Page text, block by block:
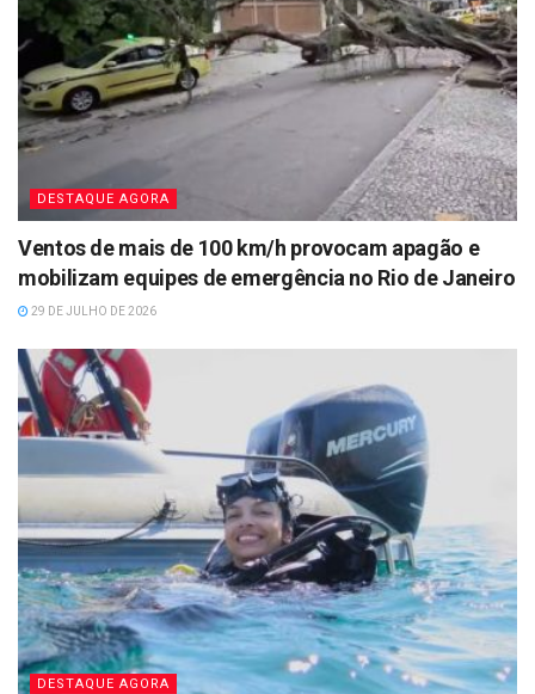
DESTAQUE AGORA
Ventos de mais de 100 km/h provocam apagão e
mobilizam equipes de emergência no Rio de Janeiro
29 DE JULHO DE 2026
DESTAQUE AGORA